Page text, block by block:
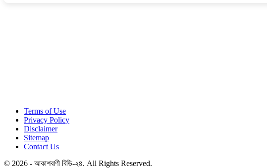
Terms of Use
Privacy Policy
Disclaimer
Sitemap
Contact Us
© 2026 - আকাশবাণী বিডি-২৪. All Rights Reserved.